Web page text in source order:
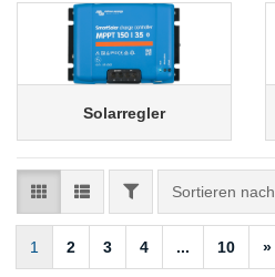
Solarregler
FILTERSortieren nach
Sortieren nach
1 2 3 4 ... 10 »